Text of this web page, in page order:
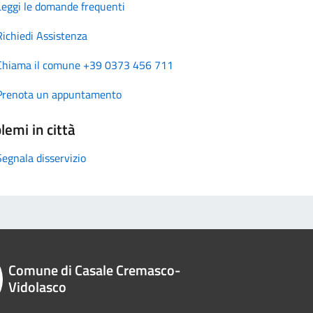
le domande frequenti
Assistenza
il comune +39 0373 456 711
un appuntamento
in città
disservizio
Comune di Casale Cremasco-
Vidolasco